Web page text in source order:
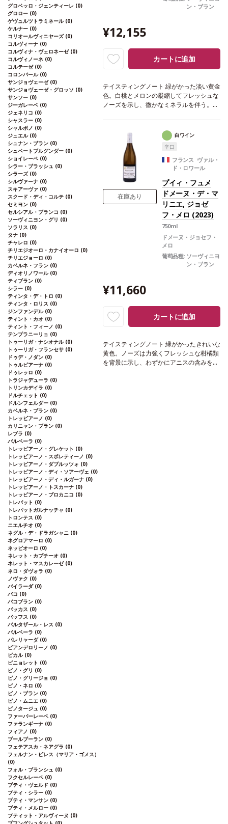
グロペッロ・ジェンティーレ (0)
グロロー (0)
ゲヴュルツトラミネール (0)
ケルナー (0)
コリオールヴィニヤーズ (0)
コルヴィーナ (0)
コルヴィナ・ヴェロネーゼ (0)
コルヴィノーネ (0)
コルテーゼ (0)
コロンバール (0)
サンジョヴェーゼ (0)
サンジョヴェーゼ・グロッソ (0)
サンソー (0)
ジーガレーベ (0)
ジェネリコ (0)
シャスラー (0)
シャルボノ (0)
ジュエル (0)
シュナン・ブラン (0)
シュペートブルグンダー (0)
ショイレーベ (0)
シラー・ブラッシュ (0)
シラーズ (0)
シルヴァーナ (0)
スキアーヴァ (0)
スクード・ディ・コルテ (0)
セミヨン (0)
セルシアル・ブランコ (0)
ソーヴィニヨン・グリ (0)
ソラリス (0)
タナ (0)
チャレロ (0)
チリエジオーロ・カナイオーロ (0)
チリエジョーロ (0)
カベルネ・フラン (0)
ディオリノワール (0)
ティブラン (0)
シラー (0)
ティンタ・デ・トロ (0)
ティンタ・ロリス (0)
ジンファンデル (0)
ティント・カオ (0)
ティント・フィーノ (0)
テンプラニーリョ (0)
トゥーリガ・ナシオナル (0)
トゥーリガ・フランセサ (0)
ドゥデ・ノダン (0)
トゥルビアーナ (0)
ドゥレッロ (0)
トラジャデューラ (0)
トリンカデイラ (0)
ドルチェット (0)
ドルンフェルダー (0)
カベルネ・ブラン (0)
トレッビアーノ (0)
カリニャン・ブラン (0)
レブラ (0)
バルベーラ (0)
トレッビアーノ・グレケット (0)
トレッビアーノ・スポレティーノ (0)
トレッビアーノ・ダブルッツォ (0)
トレッビアーノ・ディ・ソアーヴェ (0)
トレッビアーノ・ディ・ルガーナ (0)
トレッビアーノ・トスカーナ (0)
トレッビアーノ・プロカニコ (0)
トレパット (0)
トレパットガルナッチャ (0)
トロンテス (0)
ニエルチオ (0)
ネグル・デ・ドラガシャニ (0)
ネグロアマーロ (0)
ネッビオーロ (0)
ネレット・カプチーオ (0)
ネレット・マスカレーゼ (0)
ネロ・ダヴォラ (0)
ノヴァク (0)
バイラーダ (0)
バコ (0)
バコブラン (0)
バッカス (0)
バッフス (0)
バルタザール・レス (0)
バルベーラ (0)
パレリャーダ (0)
ピアンデロリーノ (0)
ビカル (0)
ピニョレット (0)
ピノ・グリ (0)
ピノ・グリージョ (0)
ピノ・ネロ (0)
ピノ・ブラン (0)
ピノ・ムニエ (0)
ピノタージュ (0)
ファーバーレーベ (0)
ファランギーナ (0)
フィアノ (0)
ブールブーラン (0)
フェテアスカ・ネアグラ (0)
フェルナン・ピレス（マリア・ゴメス）
(0)
フォル・ブランシュ (0)
フクセルレーベ (0)
プティ・ヴェルド (0)
プティ・シラー (0)
プティ・マンサン (0)
プティ・メルロー (0)
プティット・アルヴィーヌ (0)
ン・ブラン
¥12,155
カートに追加
テイスティングノート 緑がかった淡い黄金
色。白桃とメロンの凝縮してフレッシュな
ノーズを示し、微かなミネラルを伴う。エ
雑さとミネラルを併せ持つ。エレガンスと
高い精度が完璧なバランスをもたらし、長
い余韻のフィニッシュを支える。
シーフードの盛り合わせ、貝類、魚のグリ
ル、クロタン・ド・シャヴィニョルなどロ
ワールの特産チーズなどと好相性葡萄品種
ソーヴィニヨン・ブラン 認証
エコサート
*本ヴィンテージが在庫切れの場合、在庫
があり価格が同様の場合は自動的に次のヴ
ィンテージに変更されます、ご了承くださ
在庫あり
白ワイン
辛口
フランス ヴァル・
ド・ロワール
プイィ・フュメ
ドメーヌ・デ・マ
リニエ, ジョゼ
フ・メロ (2023)
750ml
ドメーヌ・ジョセフ・
メロ
葡萄品種: ソーヴィニヨ
ン・ブラン
¥11,660
カートに追加
テイスティングノート 緑がかったきれいな
黄色。ノーズは力強くフレッシュな柑橘類
を背景に示し、わずかにアニスの含みを伴